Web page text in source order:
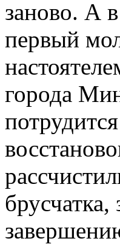
заново. А
первый
города
брусчатка,